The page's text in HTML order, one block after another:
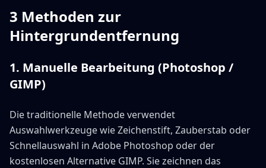
3 Methoden zur
Hintergrundentfernung
1. Manuelle Bearbeitung (Photoshop /
GIMP)
Die traditionelle Methode verwendet
Auswahlwerkzeuge wie Zeichenstift, Zauberstab oder
Schnellauswahl in Adobe Photoshop oder der
kostenlosen Alternative GIMP. Sie zeichnen das